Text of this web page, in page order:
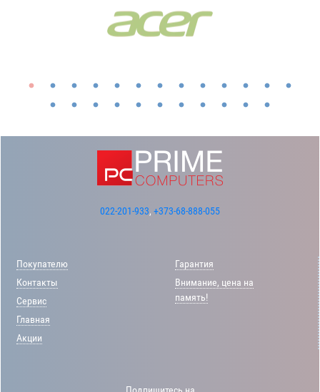
022-201-933, +373-68-888-055
Покупателю
Контакты
Сервис
Главная
Акции
Гарантия
Внимание, цена на
память!